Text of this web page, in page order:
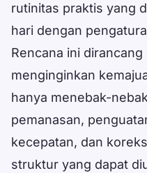
rutinitas praktis yang
hari dengan
Rencana ini
menginginkan
hanya menebak-
pemanasan,
kecepatan, dan
struktur yang dapat